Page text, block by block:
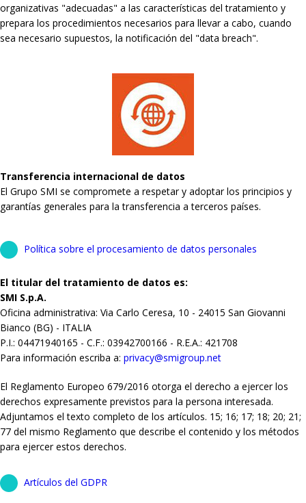
organizativas "adecuadas" a las características del tratamiento y
prepara los procedimientos necesarios para llevar a cabo, cuando
sea necesario supuestos, la notificación del "data breach".
Transferencia internacional de datos
El Grupo SMI se compromete a respetar y adoptar los principios y
garantías generales para la transferencia a terceros países.
Política sobre el procesamiento de datos personales
El titular del tratamiento de datos es:
SMI S.p.A.
Oficina administrativa: Via Carlo Ceresa, 10 - 24015 San Giovanni
Bianco (BG) - ITALIA
P.I.: 04471940165 - C.F.: 03942700166 - R.E.A.: 421708
Para información escriba a: privacy@smigroup.net
El Reglamento Europeo 679/2016 otorga el derecho a ejercer los
derechos expresamente previstos para la persona interesada.
Adjuntamos el texto completo de los artículos. 15; 16; 17; 18; 20; 21;
77 del mismo Reglamento que describe el contenido y los métodos
para ejercer estos derechos.
Artículos del GDPR